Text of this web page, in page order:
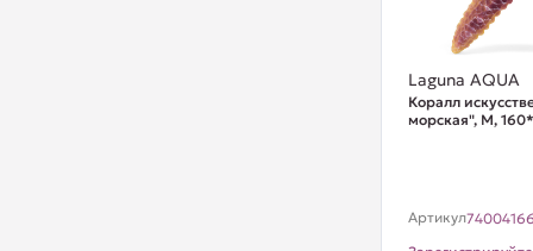
Laguna AQUA
Коралл
морская", M,
Артикул